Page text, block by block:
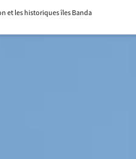
et les historiques îles Banda